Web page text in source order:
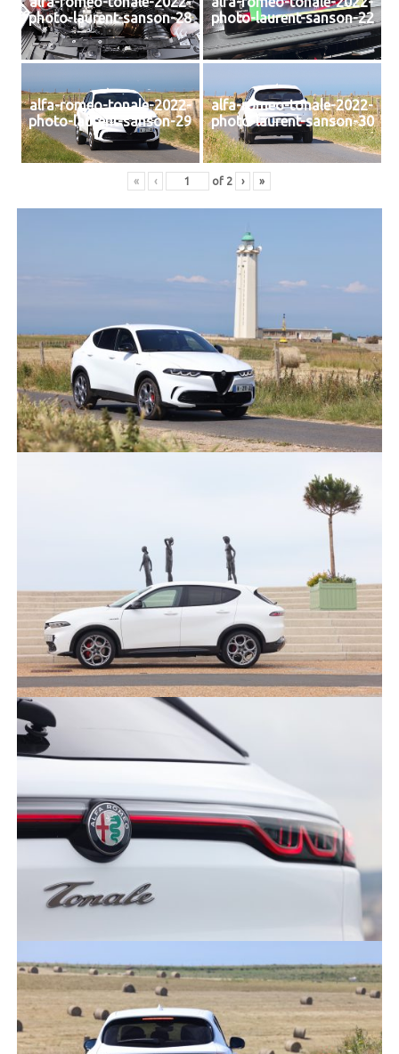
photo-laurent-sanson-28
photo-laurent-sanson-22
alfa-romeo-tonale-2022-
photo-laurent-sanson-29
alfa-romeo-tonale-2022-
photo-laurent-sanson-30
« ‹ of 2 › »